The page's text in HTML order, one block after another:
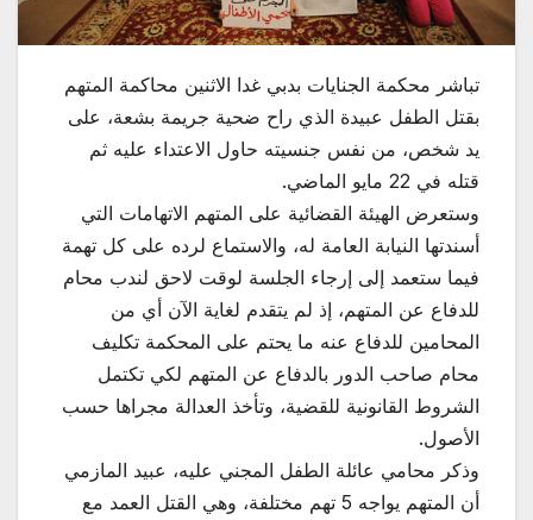
تباشر محكمة الجنايات بدبي غدا الاثنين محاكمة المتهم
بقتل الطفل عبيدة الذي راح ضحية جريمة بشعة، على
يد شخص، من نفس جنسيته حاول الاعتداء عليه ثم
قتله في 22 مايو الماضي.
وستعرض الهيئة القضائية على المتهم الاتهامات التي
أسندتها النيابة العامة له، والاستماع لرده على كل تهمة
فيما ستعمد إلى إرجاء الجلسة لوقت لاحق لندب محام
للدفاع عن المتهم، إذ لم يتقدم لغاية الآن أي من
المحامين للدفاع عنه ما يحتم على المحكمة تكليف
محام صاحب الدور بالدفاع عن المتهم لكي تكتمل
الشروط القانونية للقضية، وتأخذ العدالة مجراها حسب
الأصول.
وذكر محامي عائلة الطفل المجني عليه، عبيد المازمي
أن المتهم يواجه 5 تهم مختلفة، وهي القتل العمد مع